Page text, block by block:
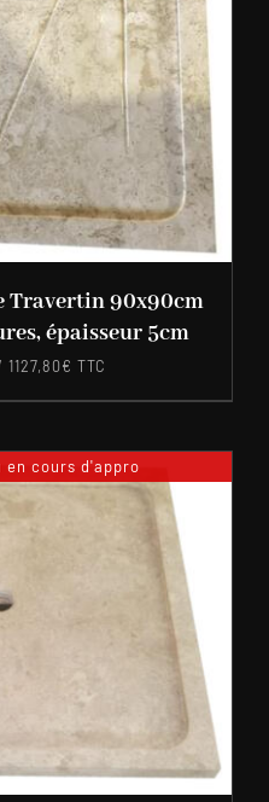
Travertin 90x90cm
épaisseur 5cm
1127,80€ TTC
en cours d'appro